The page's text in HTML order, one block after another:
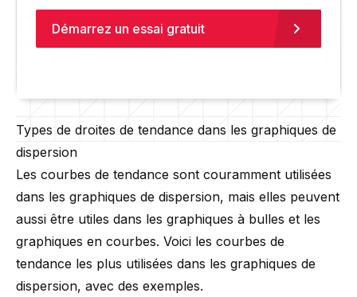
Démarrez un essai gratuit
Types de droites de tendance dans les graphiques de
dispersion
Les courbes de tendance sont couramment utilisées
dans les graphiques de dispersion, mais elles peuvent
aussi être utiles dans les graphiques à bulles et les
graphiques en courbes. Voici les courbes de
tendance les plus utilisées dans les graphiques de
dispersion, avec des exemples.